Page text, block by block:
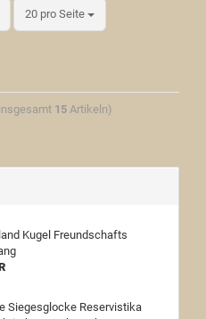
20 pro Seite
15Artikeln)
Kugel Freundschafts
Siegesglocke Reservistika